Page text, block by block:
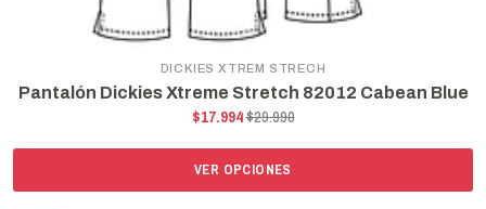
DICKIES XTREM STRECH
Pantalón Dickies Xtreme Stretch 82012 Cabean Blue
$17.994$29.990
VER OPCIONES